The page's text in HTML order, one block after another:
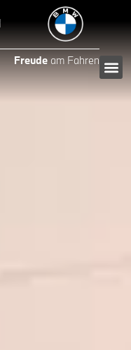
Freude am Fahren